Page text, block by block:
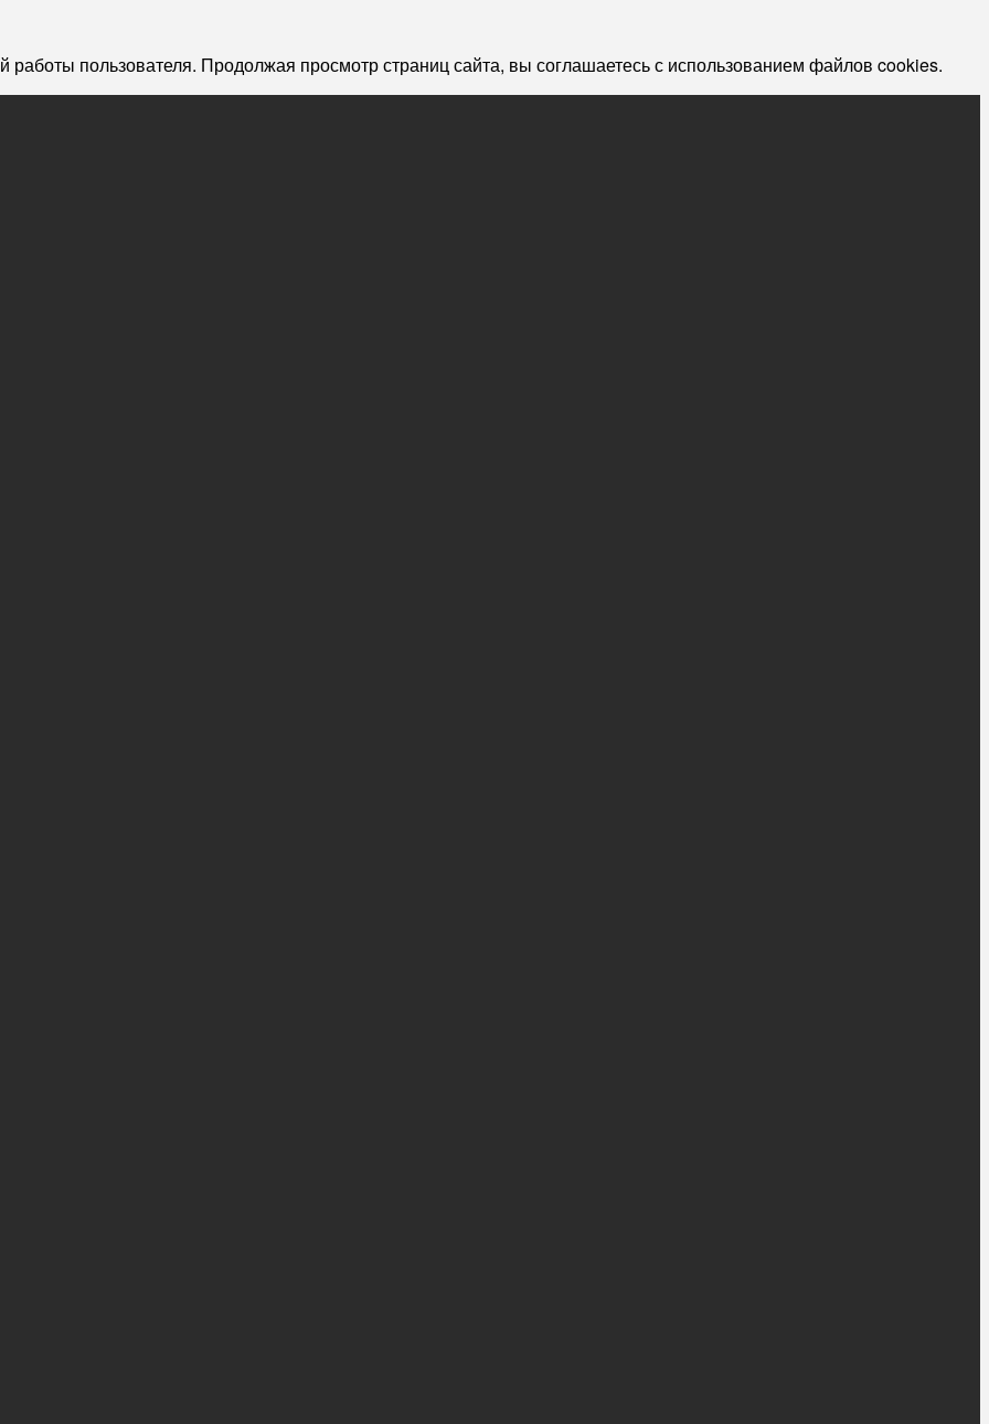
пользователя. Продолжая просмотр страниц сайта, вы соглашаетесь с использованием файлов cookies.